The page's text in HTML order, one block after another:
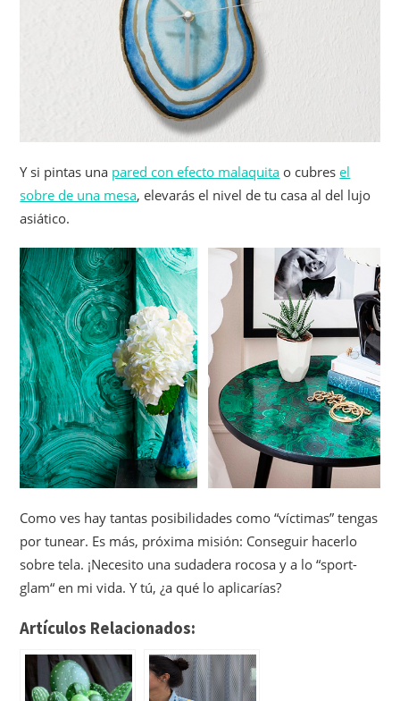
Y si pintas una pared con efecto malaquita o cubresel
sobre de una mesa, elevarás el nivel de tu casa al del lujo
asiático.
Como ves hay tantas posibilidades como “víctimas” tengas
por tunear. Es más, próxima misión: Conseguir hacerlo
sobre tela. ¡Necesito una sudadera rocosa y a lo “sport-
glam“ en mi vida. Y tú, ¿a qué lo aplicarías?
Artículos Relacionados: